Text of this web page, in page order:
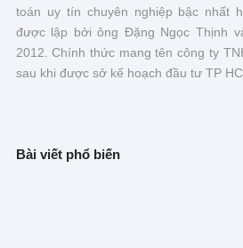
toán uy tín chuyên nghiệp bậc nhất
được lập bởi ông Đặng Ngọc Thịnh
2012. Chính thức mang tên công ty
sau khi được sở kế hoạch đầu tư TP
Bài viết phổ biến